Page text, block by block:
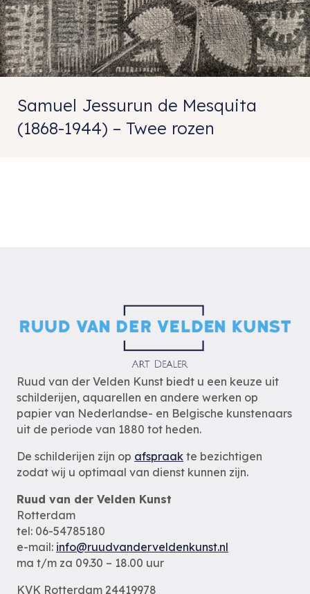
Samuel Jessurun de Mesquita
(1868-1944) – Twee rozen
Ruud van der Velden Kunst biedt u een keuze uit
schilderijen, aquarellen en andere werken op
papier van Nederlandse- en Belgische kunstenaars
uit de periode van 1880 tot heden.
De schilderijen zijn op afspraak te bezichtigen
zodat wij u optimaal van dienst kunnen zijn.
Ruud van der Velden Kunst
Rotterdam
tel: 06-54785180
e-mail: info@ruudvanderveldenkunst.nl
ma t/m za 09.30 – 18.00 uur
KVK Rotterdam 24419978